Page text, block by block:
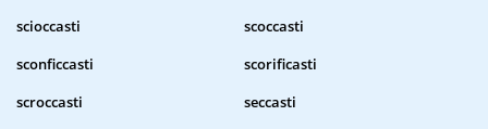
scioccasti
scoccasti
sconficcasti
scorificasti
scroccasti
seccasti